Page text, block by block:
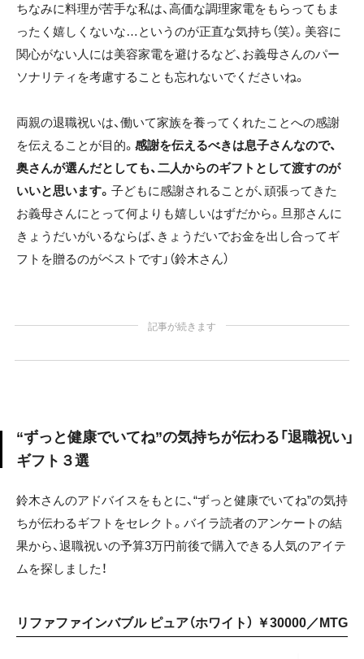
ちなみに料理が苦手な私は、高価な調理家電をもらってもま
ったく嬉しくないな…というのが正直な気持ち（笑）。美容に
関心がない人には美容家電を避けるなど、お義母さんのパー
ソナリティを考慮することも忘れないでくださいね。
両親の退職祝いは、働いて家族を養ってくれたことへの感謝
を伝えることが目的。 感謝を伝えるべきは息子さんなので、
奥さんが選んだとしても、二人からのギフトとして渡すのが
いいと思います。 子どもに感謝されることが、頑張ってきた
お義母さんにとって何よりも嬉しいはずだから。旦那さんに
きょうだいがいるならば、きょうだいでお金を出し合ってギ
フトを贈るのがベストです」（鈴木さん）
記事が続きます
“ずっと健康でいてね”の気持ちが伝わる「退職祝い」
ギフト３選
鈴木さんのアドバイスをもとに、“ずっと健康でいてね”の気持
ちが伝わるギフトをセレクト。バイラ読者のアンケートの結
果から、退職祝いの予算3万円前後で購入できる人気のアイテ
ムを探しました！
リファファインバブル ピュア（ホワイト） ￥30000／MTG